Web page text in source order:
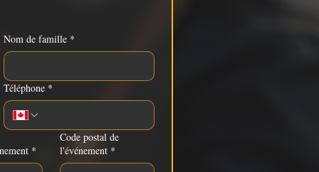
Nom de famille *
Téléphone *
*
Code postal de
l'événement *